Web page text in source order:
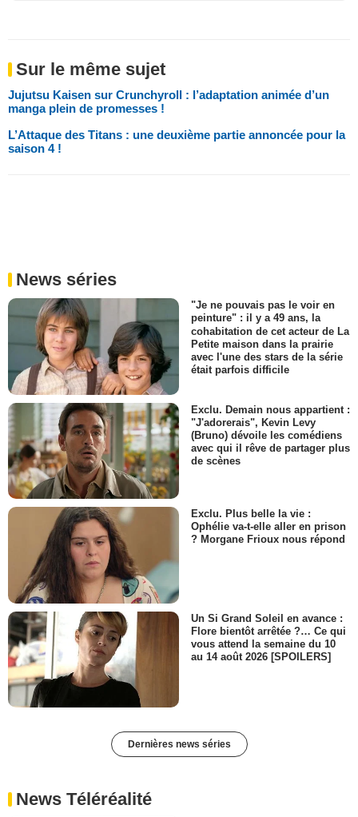
Sur le même sujet
Jujutsu Kaisen sur Crunchyroll : l’adaptation animée d’un
manga plein de promesses !
L’Attaque des Titans : une deuxième partie annoncée pour la
saison 4 !
News séries
"Je ne pouvais pas le voir en
peinture" : il y a 49 ans, la
cohabitation de cet acteur de La
Petite maison dans la prairie
avec l'une des stars de la série
était parfois difficile
Exclu. Demain nous appartient :
"J'adorerais", Kevin Levy
(Bruno) dévoile les comédiens
avec qui il rêve de partager plus
de scènes
Exclu. Plus belle la vie :
Ophélie va-t-elle aller en prison
? Morgane Frioux nous répond
Un Si Grand Soleil en avance :
Flore bientôt arrêtée ?… Ce qui
vous attend la semaine du 10
au 14 août 2026 [SPOILERS]
Dernières news séries
News Téléréalité